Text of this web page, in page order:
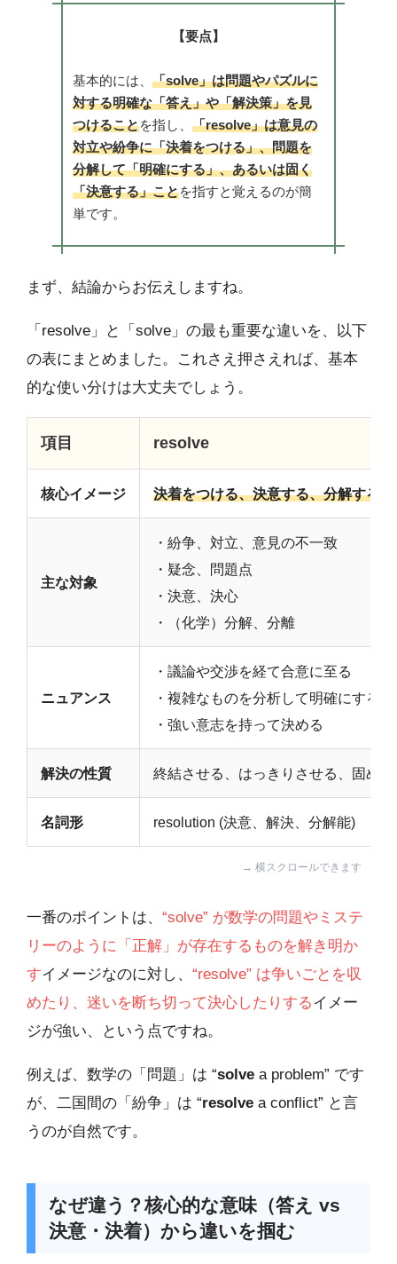
【要点】
基本的には、 「solve」は問題やパズルに
対する明確な「答え」や「解決策」を見
つけることを指し、 「resolve」は意見の
対立や紛争に「決着をつける」、問題を
分解して「明確にする」、あるいは固く
「決意する」ことを指すと覚えるのが簡
単です。
まず、結論からお伝えしますね。
「resolve」と「solve」の最も重要な違いを、以下
の表にまとめました。これさえ押さえれば、基本
的な使い分けは大丈夫でしょう。
項目 resolve
核心イメージ 決着をつける、決意する、分解する
主な対象
・紛争、対立、意見の不一致
・疑念、問題点
・決意、決心
・（化学）分解、分離
ニュアンス
・議論や交渉を経て合意に至る
・複雑なものを分析して明確にする
・強い意志を持って決める
解決の性質 終結させる、はっきりさせる、固める
名詞形 resolution (決意、解決、分解能)
一番のポイントは、 “solve” が数学の問題やミステ
リーのように「正解」が存在するものを解き明か
すイメージなのに対し、 “resolve” は争いごとを収
めたり、迷いを断ち切って決心したりするイメー
ジが強い、という点ですね。
例えば、数学の「問題」は “solve a problem” です
が、二国間の「紛争」は “resolve a conflict” と言
うのが自然です。
なぜ違う？核心的な意味（答え vs
決意・決着）から違いを掴む